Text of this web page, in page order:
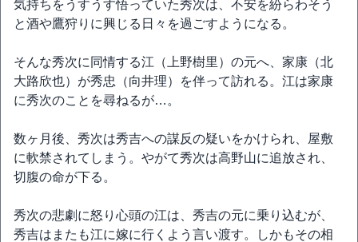
気持ちをうすうす悟っていた秀次は、不安を紛らわそう
と酒や鷹狩りに興じる日々を過ごすようになる。
そんな秀次に同情する江（上野樹里）の元へ、家康（北
大路欣也）が秀忠（向井理）を伴って訪れる。江は家康
に秀次のことを尋ねるが…。
数ヶ月後、秀次は秀吉への謀反の疑いをかけられ、屋敷
に軟禁されてしまう。やがて秀次は高野山に追放され、
切腹の命が下る。
秀次の悲劇に怒り心頭の江は、秀吉の元に乗り込むが、
秀吉はまたも江に嫁に行くよう言い渡す。しかもその相